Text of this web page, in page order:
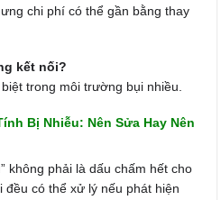
chi phí có thể gần bằng thay
kết nối?
trong môi trường bụi nhiều.
Bị Nhiễu: Nên Sửa Hay Nên
không phải là dấu chấm hết cho
đều có thể xử lý nếu phát hiện